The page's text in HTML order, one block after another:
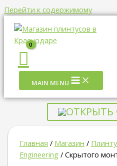
Перейти к содержимому
MAIN MENU
Главная / Магазин /
Engineering / Скрытого